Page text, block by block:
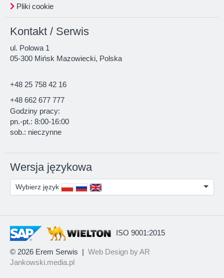
Pliki cookie
Kontakt / Serwis
ul. Polowa 1
05-300 Mińsk Mazowiecki, Polska
+48 25 758 42 16
+48 662 677 777
Godziny pracy:
pn.-pt.: 8:00-16:00
sob.: nieczynne
Wersja językowa
Wybierz język
ISO 9001:2015
© 2026 Erem Serwis | Web Design by AR
Jankowski.media.pl